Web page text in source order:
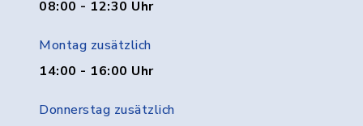
08:00 - 12:30 Uhr
Montag zusätzlich
14:00 - 16:00 Uhr
Donnerstag zusätzlich